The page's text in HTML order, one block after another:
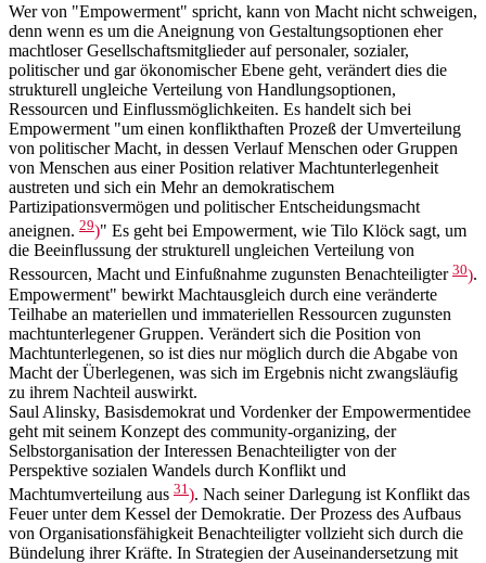
Wer von "Empowerment" spricht, kann von Macht nicht schweigen,
denn wenn es um die Aneignung von Gestaltungsoptionen eher
machtloser Gesellschaftsmitglieder auf personaler, sozialer,
politischer und gar ökonomischer Ebene geht, verändert dies die
strukturell ungleiche Verteilung von Handlungsoptionen,
Ressourcen und Einflussmöglichkeiten. Es handelt sich bei
Empowerment "um einen konflikthaften Prozeß der Umverteilung
von politischer Macht, in dessen Verlauf Menschen oder Gruppen
von Menschen aus einer Position relativer Machtunterlegenheit
austreten und sich ein Mehr an demokratischem
Partizipationsvermögen und politischer Entscheidungsmacht
aneignen. 29)" Es geht bei Empowerment, wie Tilo Klöck sagt, um
die Beeinflussung der strukturell ungleichen Verteilung von
Ressourcen, Macht und Einfußnahme zugunsten Benachteiligter 30).
Empowerment" bewirkt Machtausgleich durch eine veränderte
Teilhabe an materiellen und immateriellen Ressourcen zugunsten
machtunterlegener Gruppen. Verändert sich die Position von
Machtunterlegenen, so ist dies nur möglich durch die Abgabe von
Macht der Überlegenen, was sich im Ergebnis nicht zwangsläufig
zu ihrem Nachteil auswirkt.
Saul Alinsky, Basisdemokrat und Vordenker der Empowermentidee
geht mit seinem Konzept des community-organizing, der
Selbstorganisation der Interessen Benachteiligter von der
Perspektive sozialen Wandels durch Konflikt und
Machtumverteilung aus 31 ). Nach seiner Darlegung ist Konflikt das
Feuer unter dem Kessel der Demokratie. Der Prozess des Aufbaus
von Organisationsfähigkeit Benachteiligter vollzieht sich durch die
Bündelung ihrer Kräfte. In Strategien der Auseinandersetzung mit